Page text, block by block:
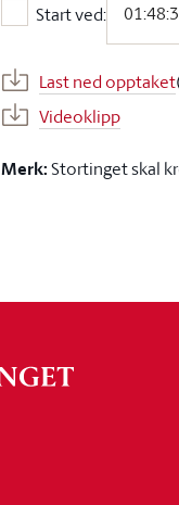
Start ved:
Start ved:
Last ned opptaket
Videoklipp
Merk:Stortinget skal